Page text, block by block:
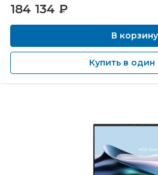
184 134 ₽
В корзину
Купить в один